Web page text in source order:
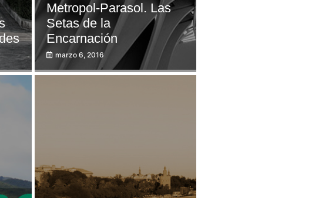
Metropol-Parasol. Las
Setas de la
Encarnación
marzo 6, 2016